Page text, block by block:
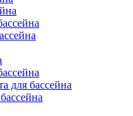
для бассейна